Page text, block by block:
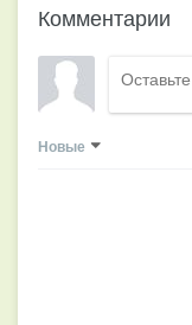
Комментарии
Новые